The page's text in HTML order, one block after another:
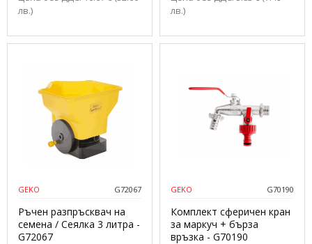
лв.)
лв.)
GEKO G72067
Ръчен разпръсквач на
семена / Сеялка 3 литра -
G72067
GEKO G70190
Комплект сферичен кран
за маркуч + бърза
връзка - G70190